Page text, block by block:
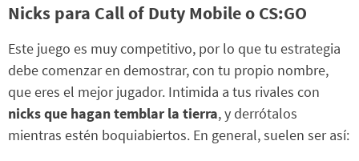
Nicks para Call of Duty Mobile o CS:GO
Este juego es muy competitivo, por lo que tu estrategia
debe comenzar en demostrar, con tu propio nombre,
que eres el mejor jugador. Intimida a tus rivales con
nicks que hagan temblar la tierra, y derrótalos
mientras estén boquiabiertos. En general, suelen ser así: